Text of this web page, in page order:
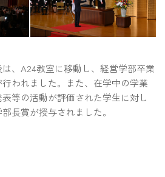
、A24教室に移動し、経営学部卒業
われました。また、在学中の学業
等の活動が評価された学生に対し
長賞が授与されました。